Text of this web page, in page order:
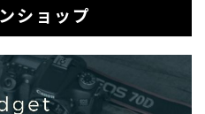
ショップ